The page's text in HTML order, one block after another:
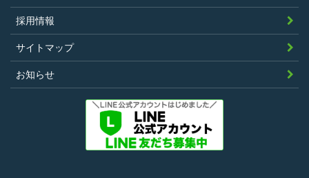
採用情報
サイトマップ
お知らせ